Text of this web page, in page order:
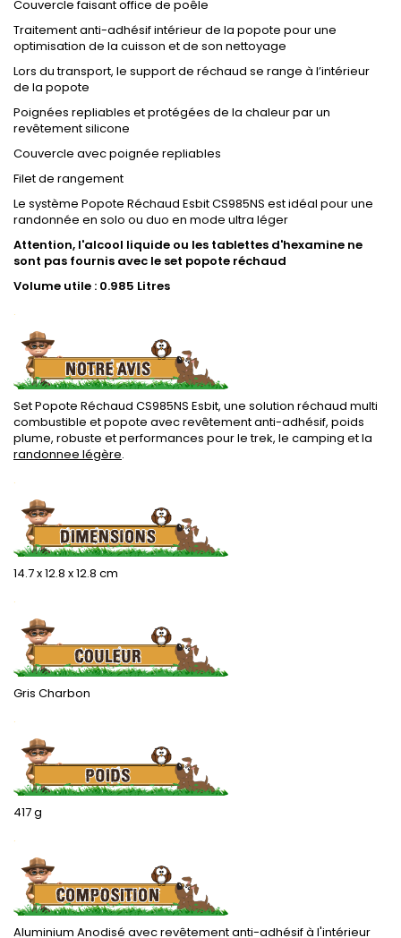
Couvercle faisant office de poêle
Traitement anti-adhésif intérieur de la popote pour une
optimisation de la cuisson et de son nettoyage
Lors du transport, le support de réchaud se range à l’intérieur
de la popote
Poignées repliables et protégées de la chaleur par un
revêtement silicone
Couvercle avec poignée repliables
Filet de rangement
Le système Popote Réchaud Esbit CS985NS est idéal pour une
randonnée en solo ou duo en mode ultra léger
Attention, l'alcool liquide ou les tablettes d'hexamine ne
sont pas fournis avec le set popote réchaud
Volume utile : 0.985 Litres
.
Set Popote Réchaud CS985NS Esbit, une solution réchaud multi
combustible et popote avec revêtement anti-adhésif, poids
plume, robuste et performances pour le trek, le camping et la
randonnee légère.
.
14.7 x 12.8 x 12.8 cm
.
Gris Charbon
.
417 g
.
Aluminium Anodisé avec revêtement anti-adhésif à l'intérieur